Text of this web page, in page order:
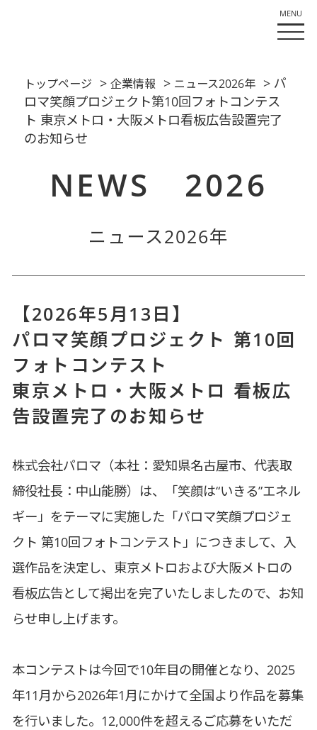
トップページ >企業情報 > ニュース2026年 > パ
ロマ笑顔プロジェクト第10回フォトコンテス
ト 東京メトロ・大阪メトロ看板広告設置完了
のお知らせ
NEWS 2026
ニュース2026年
【2026年5月13日】
パロマ笑顔プロジェクト 第10回
フォトコンテスト
東京メトロ・大阪メトロ 看板広
告設置完了のお知らせ
株式会社パロマ（本社：愛知県名古屋市、代表取
締役社長：中山能勝）は、「笑顔は“いきる”エネル
ギー」をテーマに実施した「パロマ笑顔プロジェ
クト 第10回フォトコンテスト」につきまして、入
選作品を決定し、東京メトロおよび大阪メトロの
看板広告として掲出を完了いたしましたので、お知
らせ申し上げます。
本コンテストは今回で10年目の開催となり、2025
年11月から2026年1月にかけて全国より作品を募集
を行いました。12,000件を超えるご応募をいただ